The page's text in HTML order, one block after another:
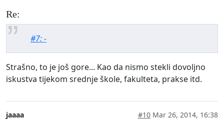
Re:
#7: -
Strašno, to je još gore... Kao da nismo stekli dovoljno
iskustva tijekom srednje škole, fakulteta, prakse itd.
jaaaa #10 Mar 26, 2014, 16:38